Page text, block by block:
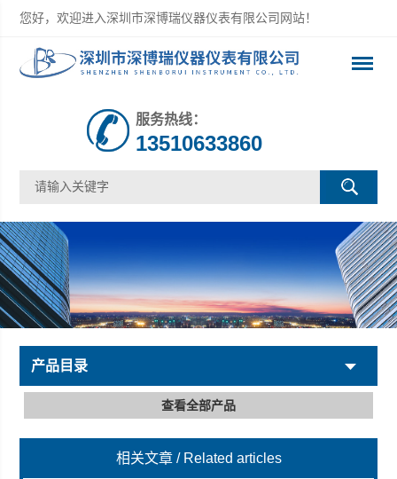
您好，欢迎进入深圳市深博瑞仪器仪表有限公司网站！
服务热线：
13510633860
产品目录
查看全部产品
相关文章 / Related articles